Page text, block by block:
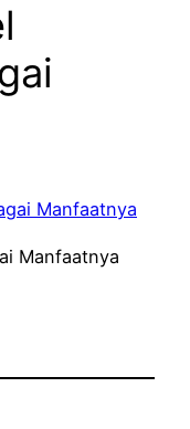
Manfaatnya